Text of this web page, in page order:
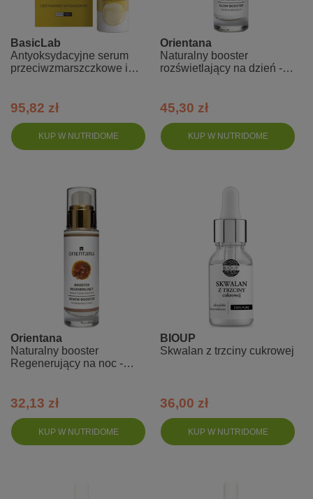
KUP W NUTRIDOME
BasicLab
Antyoksydacyjne serum
przeciwzmarszczkowe i
95,82 zł
KUP W NUTRIDOME
Orientana
Naturalny booster
rozświetlający na dzień -
45,30 zł
KUP W NUTRIDOME
Orientana
Naturalny booster
Regenerujący na noc -
32,13 zł
KUP W NUTRIDOME
BIOUP
Skwalan z trzciny cukrowej
36,00 zł